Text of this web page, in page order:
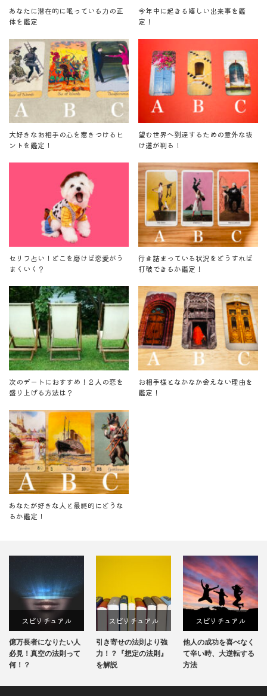
あなたに潜在的に眠っている力の正
体を鑑定
今年中に起きる嬉しい出来事を鑑
定！
大好きなお相手の心を惹きつけるヒ
ントを鑑定！
望む世界へ到達するための意外な抜
け道が判る！
セリフ占い！どこを磨けば恋愛がう
まくいく？
行き詰まっている状況をどうすれば
打破できるか鑑定！
次のデートにおすすめ！２人の恋を
盛り上げる方法は？
お相手様となかなか会えない理由を
鑑定！
あなたが好きな人と最終的にどうな
るか鑑定！
ピリチュアル
者になりたい人
真空の法則って
スピリチュアル
引き寄せの法則より強
力！？『想定の法則』
スピリチュアル
他人の成功を喜べなく
て辛い時、大逆転する
チャネ
鍛える